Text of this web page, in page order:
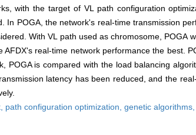
with the target of VL path configuration
In POGA, the network's real-time transmission
With VL path used as chromosome,
AFDX's real-time network performance the best.
POGA is compared with the load balancing
latency has been reduced, and the
path configuration optimization, genetic algorithms,